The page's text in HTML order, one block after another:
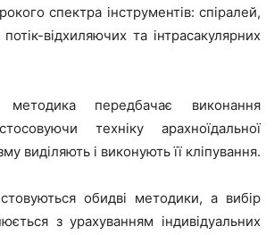
спектра інструментів: спіралей,
потік-відхиляючих та інтрасакулярних
методика передбачає виконання
техніку арахноїдальної
виділяють і виконують її кліпування.
обидві методики, а вибір
з урахуванням індивідуальних